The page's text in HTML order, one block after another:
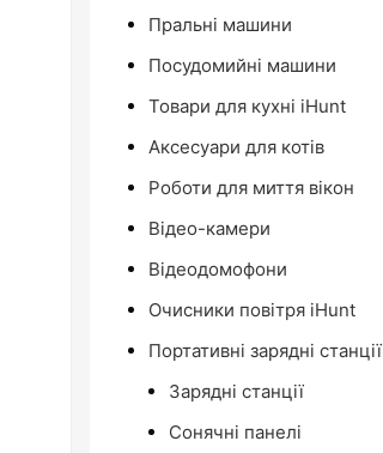
Пральні машини
Посудомийні машини
Товари для кухні iHunt
Аксесуари для котів
Роботи для миття вікон
Відео-камери
Відеодомофони
Очисники повітря iHunt
Портативні зарядні станції
Зарядні станції
Сонячні панелі